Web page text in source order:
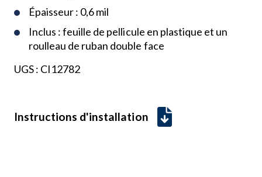
Épaisseur : 0,6 mil
Inclus : feuille de pellicule en plastique et un
roulleau de ruban double face
UGS : CI12782
Instructions d'installation